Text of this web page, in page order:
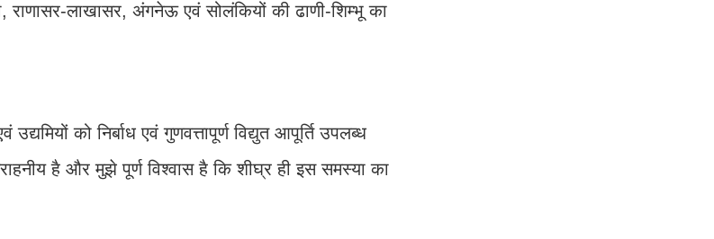
राणासर-लाखासर, अंगनेऊ एवं सोलंकियों की ढाणी-शिम्भू का
को निर्बाध एवं गुणवत्तापूर्ण विद्युत आपूर्ति उपलब्ध
है और मुझे पूर्ण विश्वास है कि शीघ्र ही इस समस्या का